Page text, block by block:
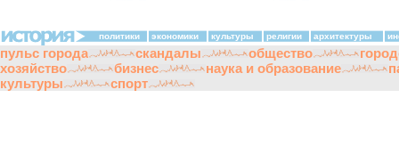
политики экономики культуры религии архитектуры
пульс города скандалы общество
хозяйство
бизнес наука и образование
культуры
спорт